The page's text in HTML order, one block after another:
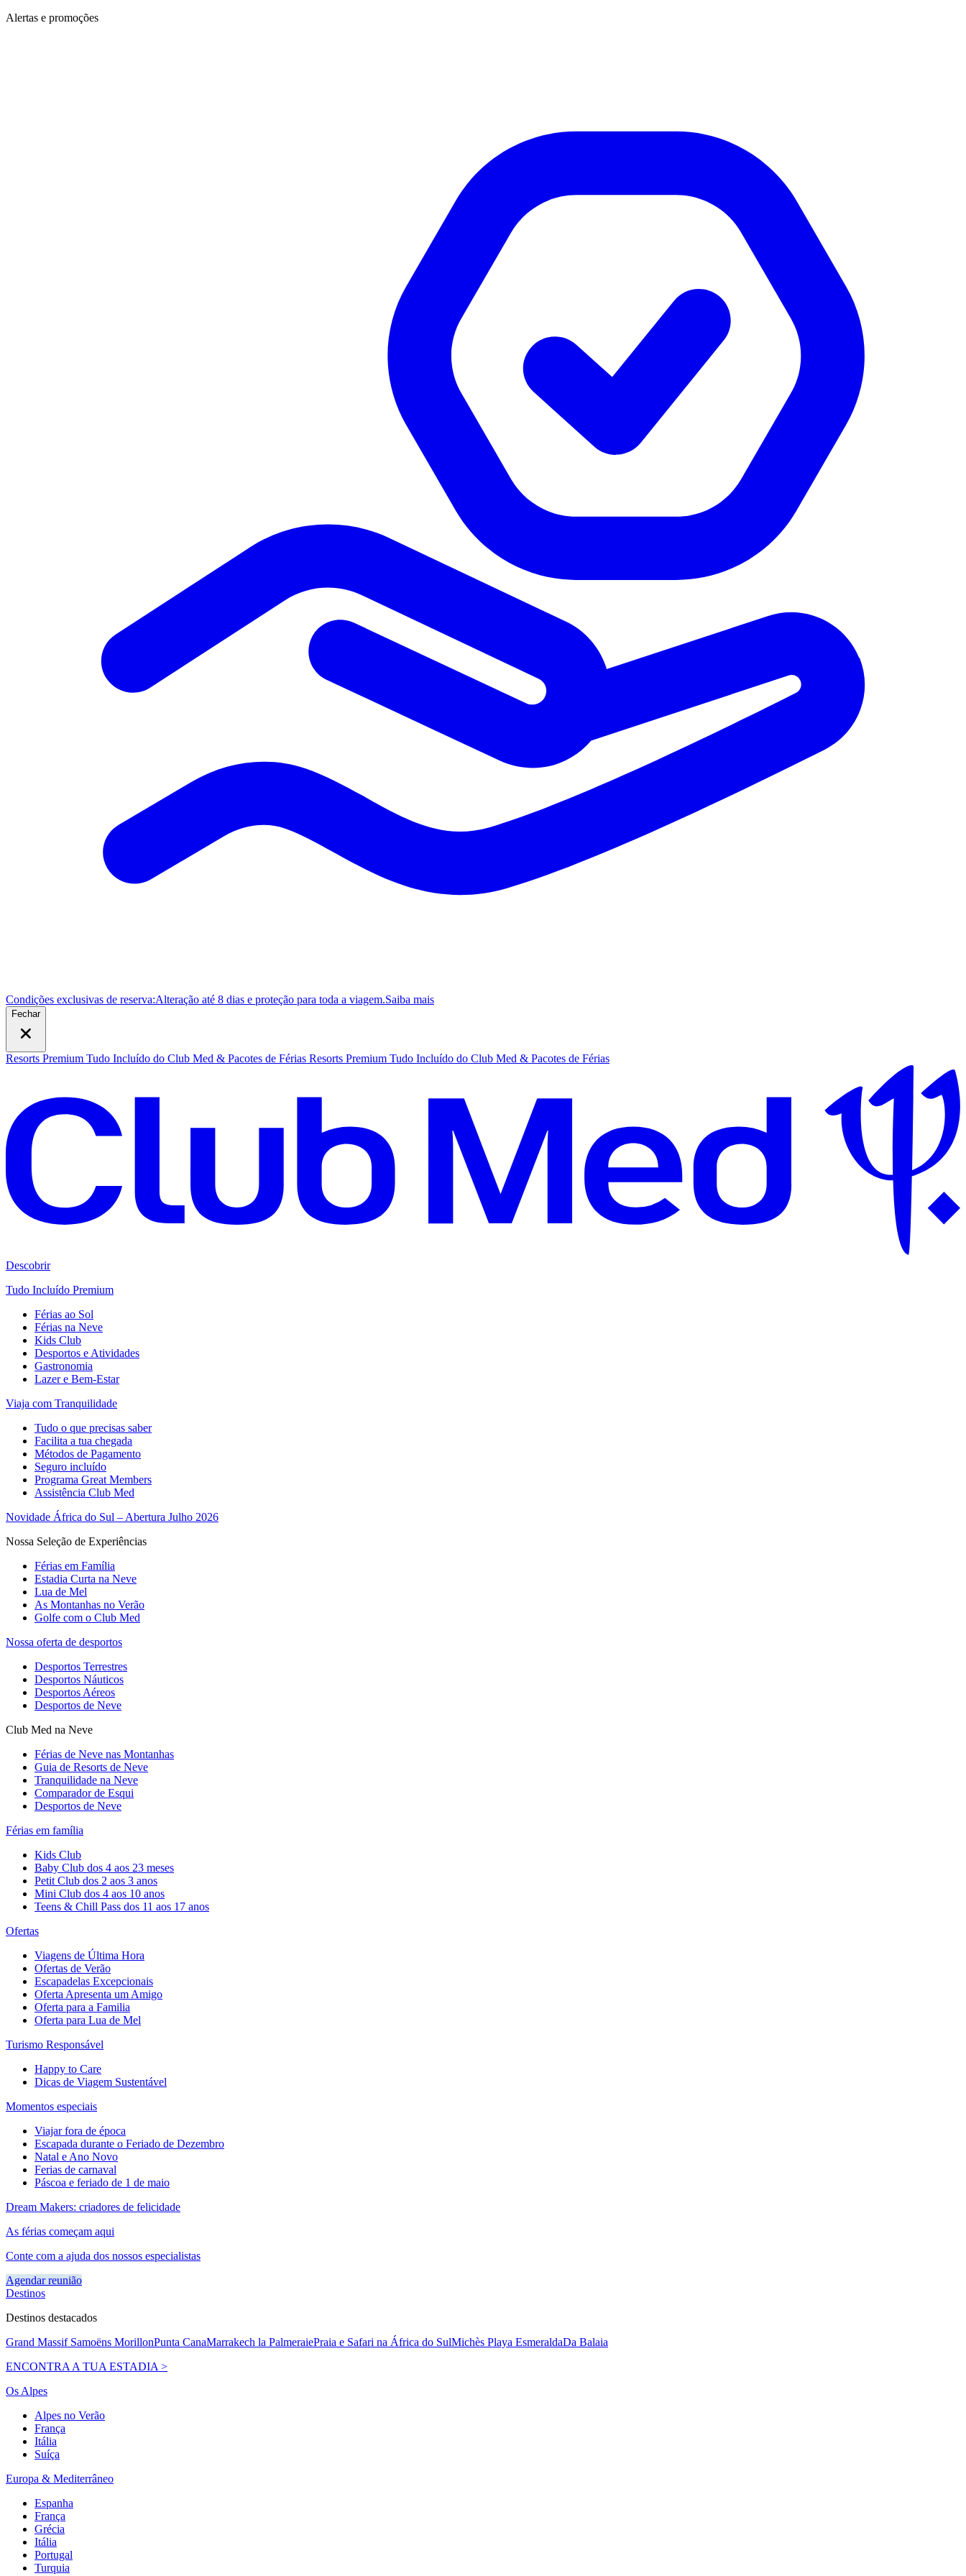
Alertas e promoções
Condições exclusivas de reserva:Alteração até 8 dias e proteção para toda a viagem.Saiba mais
Fechar
Resorts Premium Tudo Incluído do Club Med & Pacotes de Férias Resorts Premium Tudo Incluído do Club Med & Pacotes de Férias
Descobrir
Tudo Incluído Premium
Férias ao Sol
Férias na Neve
Kids Club
Desportos e Atividades
Gastronomia
Lazer e Bem-Estar
Viaja com Tranquilidade
Tudo o que precisas saber
Facilita a tua chegada
Métodos de Pagamento
Seguro incluído
Programa Great Members
Assistência Club Med
Novidade África do Sul – Abertura Julho 2026
Nossa Seleção de Experiências
Férias em Família
Estadia Curta na Neve
Lua de Mel
As Montanhas no Verão
Golfe com o Club Med
Nossa oferta de desportos
Desportos Terrestres
Desportos Náuticos
Desportos Aéreos
Desportos de Neve
Club Med na Neve
Férias de Neve nas Montanhas
Guia de Resorts de Neve
Tranquilidade na Neve​
Comparador de Esqui
Desportos de Neve
Férias em família
Kids Club
Baby Club dos 4 aos 23 meses
Petit Club dos 2 aos 3 anos
Mini Club dos 4 aos 10 anos
Teens & Chill Pass dos 11 aos 17 anos
Ofertas
Viagens de Última Hora
Ofertas de Verão
Escapadelas Excepcionais
Oferta Apresenta um Amigo
Oferta para a Familia
Oferta para Lua de Mel
Turismo Responsável
Happy to Care
Dicas de Viagem Sustentável
Momentos especiais
Viajar fora de época
Escapada durante o Feriado de Dezembro
Natal e Ano Novo
Ferias de carnaval
Páscoa e feriado de 1 de maio
Dream Makers: criadores de felicidade
As férias começam aqui
Conte com a ajuda dos nossos especialistas
Agendar reunião
Destinos
Destinos destacados
Grand Massif Samoëns MorillonPunta CanaMarrakech la PalmeraiePraia e Safari na África do SulMichès Playa EsmeraldaDa Balaia
ENCONTRA A TUA ESTADIA >
Os Alpes
Alpes no Verão
França
Itália
Suíça
Europa & Mediterrâneo
Espanha
França
Grécia
Itália
Portugal
Turquia